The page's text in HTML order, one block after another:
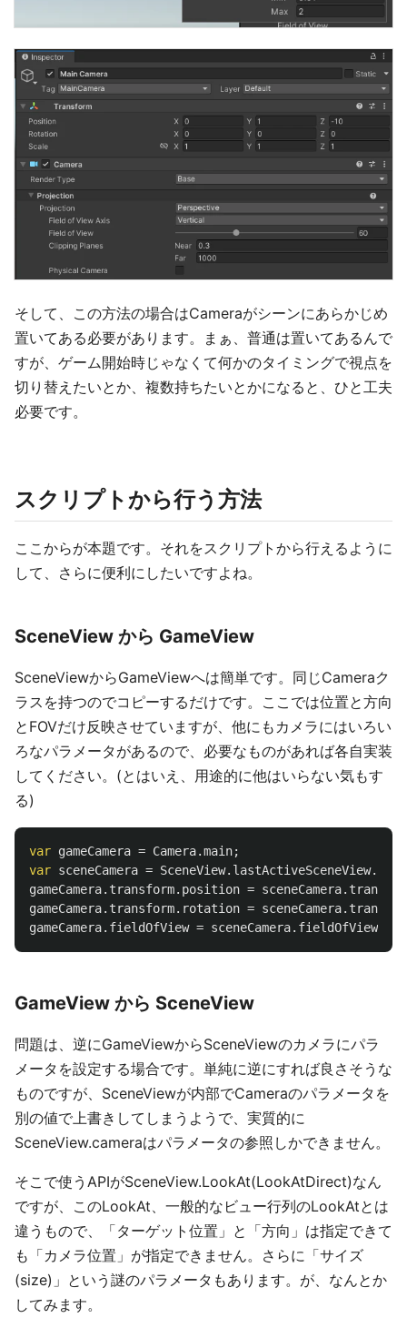
そして、この方法の場合はCameraがシーンにあらかじめ
置いてある必要があります。まぁ、普通は置いてあるんで
すが、ゲーム開始時じゃなくて何かのタイミングで視点を
切り替えたいとか、複数持ちたいとかになると、ひと工夫
必要です。
スクリプトから行う方法
ここからが本題です。それをスクリプトから行えるように
して、さらに便利にしたいですよね。
SceneView から GameView
SceneViewからGameViewへは簡単です。同じCameraク
ラスを持つのでコピーするだけです。ここでは位置と方向
とFOVだけ反映させていますが、他にもカメラにはいろい
ろなパラメータがあるので、必要なものがあれば各自実装
してください。(とはいえ、用途的に他はいらない気もす
る)
var gameCamera = Camera.main;
var sceneCamera = SceneView. lastActiveSceneView.
gameCamera. transform. position = sceneCamera.
gameCamera. transform. rotation = sceneCamera.
gameCamera. fieldOfView = sceneCamera. fieldOfView
GameView から SceneView
問題は、逆にGameViewからSceneViewのカメラにパラ
メータを設定する場合です。単純に逆にすれば良さそうな
ものですが、SceneViewが内部でCameraのパラメータを
別の値で上書きしてしまうようで、実質的に
SceneView.cameraはパラメータの参照しかできません。
そこで使うAPIがSceneView.LookAt(LookAtDirect)なん
ですが、このLookAt、一般的なビュー行列のLookAtとは
違うもので、「ターゲット位置」と「方向」は指定できて
も「カメラ位置」が指定できません。さらに「サイズ
(size)」という謎のパラメータもあります。が、なんとか
してみます。